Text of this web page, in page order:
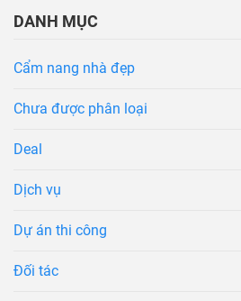
DANH MỤC
Cẩm nang nhà đẹp
Chưa được phân loại
Deal
Dịch vụ
Dự án thi công
Đối tác